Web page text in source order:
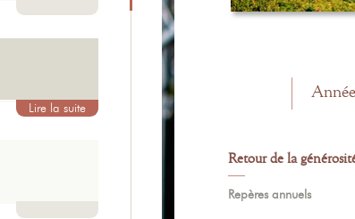
Lire la suite
Retour de la
Repères annuels